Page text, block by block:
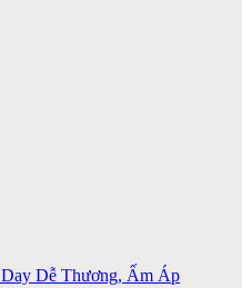
Dễ Thương, Ấm Áp